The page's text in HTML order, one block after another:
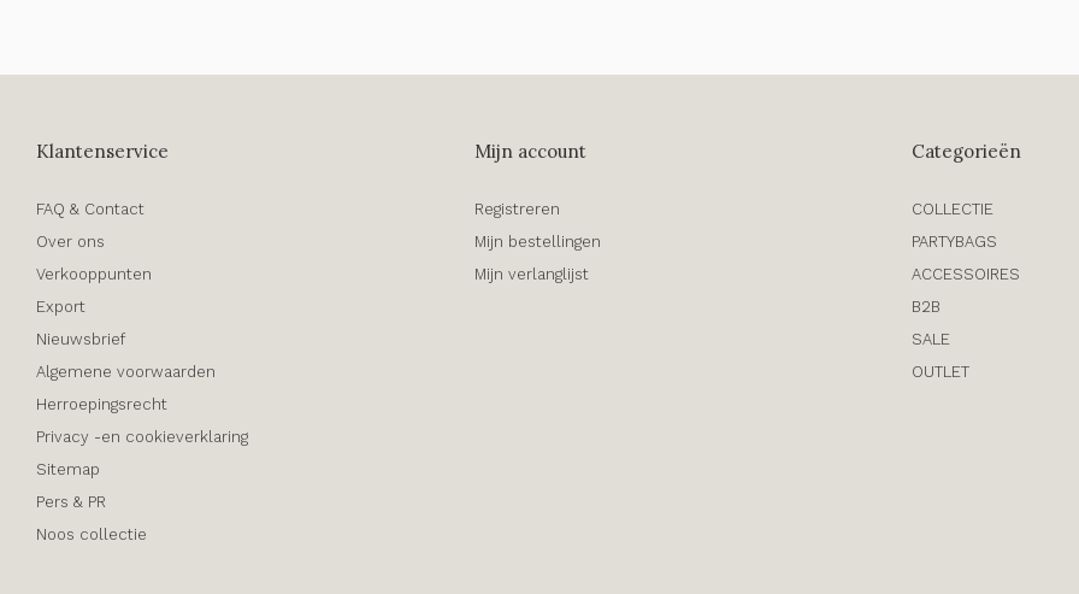
Klantenservice
FAQ & Contact
Over ons
Verkooppunten
Export
Nieuwsbrief
Algemene voorwaarden
Herroepingsrecht
Privacy -en cookieverklaring
Sitemap
Pers & PR
Noos collectie
Mijn account
Registreren
Mijn bestellingen
Mijn verlanglijst
Categorieën
COLLECTIE
PARTYBAGS
ACCESSOIRES
B2B
SALE
OUTLET